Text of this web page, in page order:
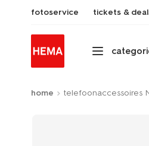
fotoservice tickets &
home telefoonaccessoires